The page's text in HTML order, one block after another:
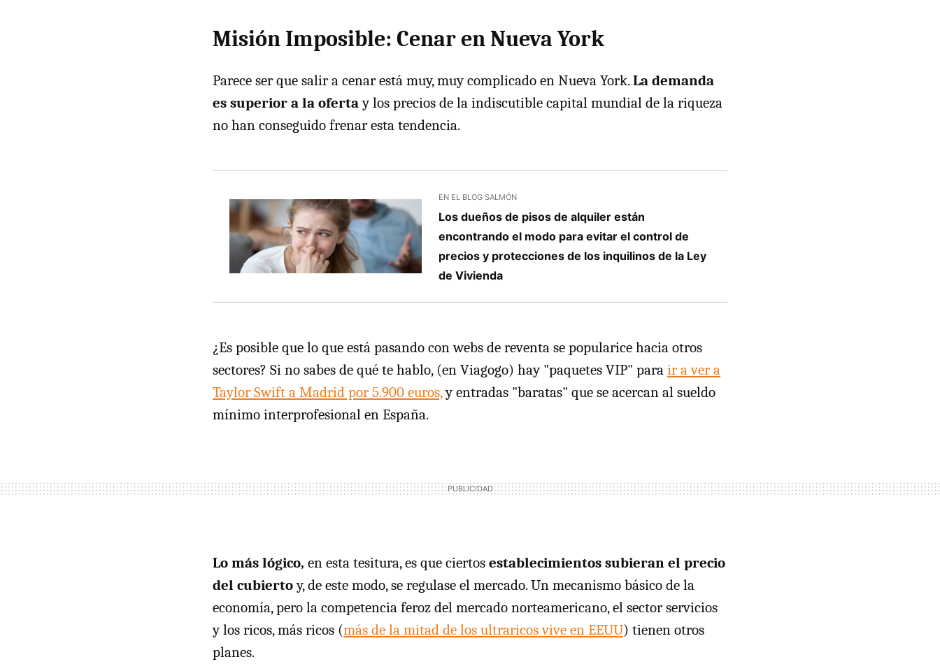
Misión Imposible: Cenar en Nueva York
Parece ser que salir a cenar está muy, muy complicado en Nueva York.La demanda
es superior a la ofertay los precios de la indiscutible capital mundial de la riqueza
no han conseguido frenar esta tendencia.
EN EL BLOG SALMÓN
Los dueños de pisos de alquiler están
encontrando el modo para evitar el control de
precios y protecciones de los inquilinos de la Ley
de Vivienda
¿Es posible que lo que está pasando con webs de reventa se popularice hacia otros
sectores? Si no sabes de qué te hablo, (en Viagogo) hay "paquetes VIP" para ir a ver a
Taylor Swift a Madrid por 5.900 euros,y entradas "baratas" que se acercan al sueldo
mínimo interprofesional en España.
Lo más lógico, en esta tesitura, es que ciertos establecimientos subieran el precio
del cubiertoy, de este modo, se regulase el mercado. Un mecanismo básico de la
economía, pero la competencia feroz del mercado norteamericano, el sector servicios
y los ricos, más ricos (más de la mitad de los ultraricos vive en EEUU) tienen otros
planes.